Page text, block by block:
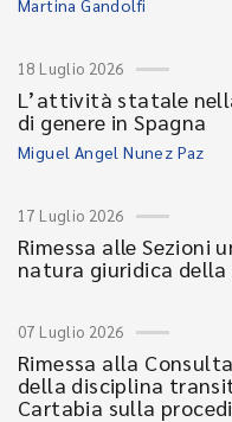
Martina Gandolfi
18 Luglio 2026
L’attività statale
di genere in Spagna
Miguel Angel Nunez Paz
17 Luglio 2026
Rimessa alle Sezioni
natura giuridica
07 Luglio 2026
Rimessa alla
della disciplina
Cartabia sulla